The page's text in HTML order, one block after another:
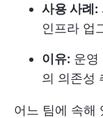
사용 사례:
인프라 업
이유: 운영
의 의존성
어느 팀에 속해